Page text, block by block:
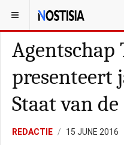
YOU ARE HERE: NEDERLAND
Agentschap
presenteert
Staat van
REDACTIE 15 JUNE 2016